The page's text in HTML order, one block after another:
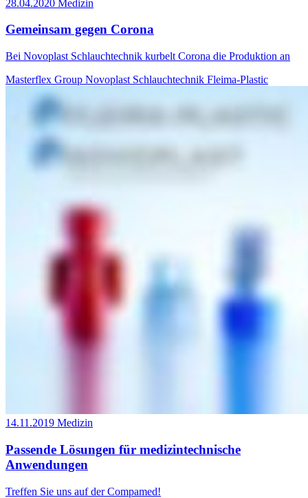
28.04.2020 Medizin
Gemeinsam gegen Corona
Bei Novoplast Schlauchtechnik kurbelt Corona die Produktion an
Masterflex Group Novoplast Schlauchtechnik Fleima-Plastic
14.11.2019 Medizin
Passende Lösungen für medizintechnische
Anwendungen
Treffen Sie uns auf der Compamed!